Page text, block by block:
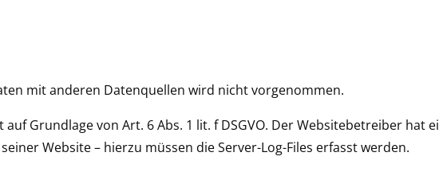
mit anderen Datenquellen wird nicht vorgenommen.
Grundlage von Art. 6 Abs. 1 lit. f DSGVO. Der Websitebetreiber
Website – hierzu müssen die Server-Log-Files erfasst werden.